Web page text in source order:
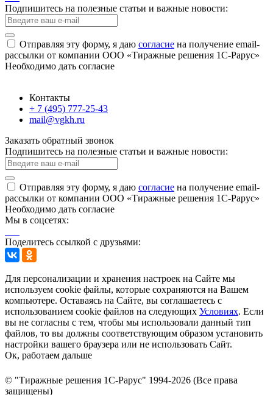
Подпишитесь на полезные статьи и важные новости:
Отправляя эту форму, я даю согласие на получение email-
рассылки от компании ООО «Тиражные решения 1С-Рарус»
Необходимо дать согласие
Контакты
+ 7 (495) 777-25-43
mail@vgkh.ru
Заказать обратный звонок
Подпишитесь на полезные статьи и важные новости:
Отправляя эту форму, я даю согласие на получение email-
рассылки от компании ООО «Тиражные решения 1С-Рарус»
Необходимо дать согласие
Мы в соцсетях:
Поделитесь ссылкой с друзьями:
Для персонализации и хранения настроек на Сайте мы
используем cookie файлы, которые сохраняются на Вашем
компьютере. Оставаясь на Сайте, вы соглашаетесь с
использованием cookie файлов на следующих Условиях. Если
вы не согласны с тем, чтобы мы использовали данный тип
файлов, то вы должны соответствующим образом установить
настройки вашего браузера или не использовать Сайт.
Ок, работаем дальше
© "Тиражные решения 1С-Рарус" 1994-2026 (Все права
защищены)